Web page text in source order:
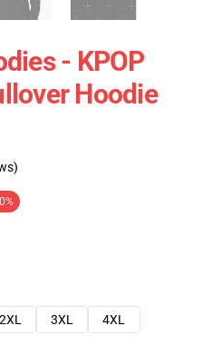
- KPOP
Hoodie
2XL 3XL
4XL